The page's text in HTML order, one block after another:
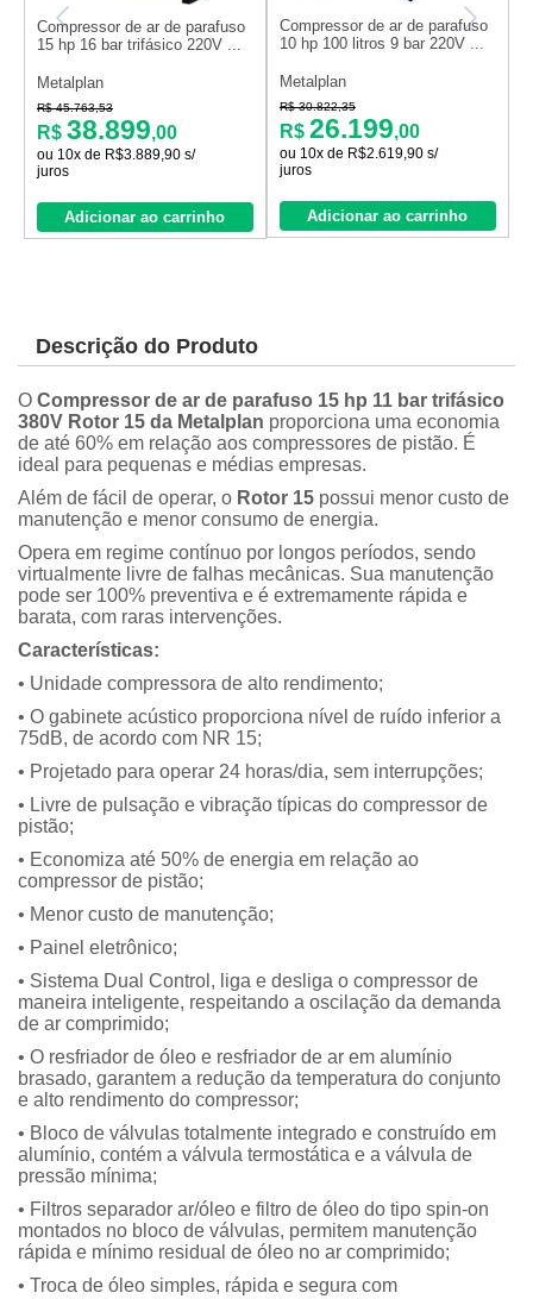
Compressor de ar de parafuso
15 hp 16 bar trifásico 220V ...
Metalplan
R$ 45.763,53
R$ 38.899,00
ou 10x de R$3.889,90 s/
juros
Adicionar ao carrinho
Compressor de ar de parafuso
10 hp 100 litros 9 bar 220V ...
Metalplan
R$ 30.822,35
R$ 26.199,00
ou 10x de R$2.619,90 s/
juros
Adicionar ao carrinho
Descrição do Produto
O Compressor de ar de parafuso 15 hp 11 bar trifásico
380V Rotor 15 da Metalplan proporciona uma economia
de até 60% em relação aos compressores de pistão. É
ideal para pequenas e médias empresas.
Além de fácil de operar, o Rotor 15 possui menor custo de
manutenção e menor consumo de energia.
Opera em regime contínuo por longos períodos, sendo
virtualmente livre de falhas mecânicas. Sua manutenção
pode ser 100% preventiva e é extremamente rápida e
barata, com raras intervenções.
Características:
• Unidade compressora de alto rendimento;
• O gabinete acústico proporciona nível de ruído inferior a
75dB, de acordo com NR 15;
• Projetado para operar 24 horas/dia, sem interrupções;
• Livre de pulsação e vibração típicas do compressor de
pistão;
• Economiza até 50% de energia em relação ao
compressor de pistão;
• Menor custo de manutenção;
• Painel eletrônico;
• Sistema Dual Control, liga e desliga o compressor de
maneira inteligente, respeitando a oscilação da demanda
de ar comprimido;
• O resfriador de óleo e resfriador de ar em alumínio
brasado, garantem a redução da temperatura do conjunto
e alto rendimento do compressor;
• Bloco de válvulas totalmente integrado e construído em
alumínio, contém a válvula termostática e a válvula de
pressão mínima;
• Filtros separador ar/óleo e filtro de óleo do tipo spin-on
montados no bloco de válvulas, permitem manutenção
rápida e mínimo residual de óleo no ar comprimido;
• Troca de óleo simples, rápida e segura com